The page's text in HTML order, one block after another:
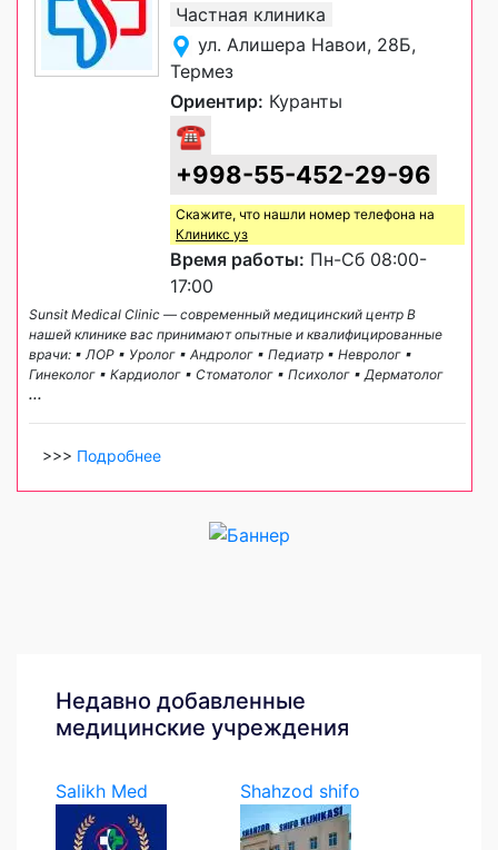
Частная клиника
ул. Алишера Навои, 28Б,
Термез
Ориентир: Куранты
☎
+998-55-452-29-96
Скажите, что нашли номер телефона на
Клиникс уз
Время работы: Пн-Сб 08:00-
17:00
Sunsit Medical Clinic — современный медицинский центр В
нашей клинике вас принимают опытные и квалифицированные
врачи: ▪ ЛОР ▪ Уролог ▪ Андролог ▪ Педиатр ▪ Невролог ▪
Гинеколог ▪ Кардиолог ▪ Стоматолог ▪ Психолог ▪ Дерматолог
...
>>> Подробнее
Недавно добавленные
медицинские учреждения
Salikh Med
Shahzod shifo
klinikasi